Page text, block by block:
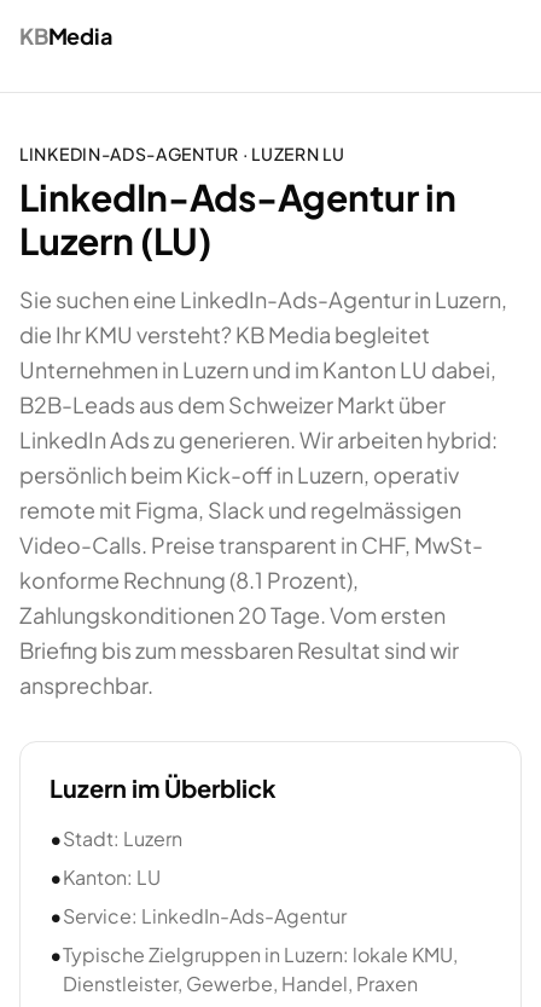
KBMedia
LINKEDIN-ADS-AGENTUR · LUZERN LU
LinkedIn-Ads-Agentur in
Luzern (LU)
Sie suchen eine LinkedIn-Ads-Agentur in Luzern,
die Ihr KMU versteht? KB Media begleitet
Unternehmen in Luzern und im Kanton LU dabei,
B2B-Leads aus dem Schweizer Markt über
LinkedIn Ads zu generieren. Wir arbeiten hybrid:
persönlich beim Kick-off in Luzern, operativ
remote mit Figma, Slack und regelmässigen
Video-Calls. Preise transparent in CHF, MwSt-
konforme Rechnung (8.1 Prozent),
Zahlungskonditionen 20 Tage. Vom ersten
Briefing bis zum messbaren Resultat sind wir
ansprechbar.
Luzern im Überblick
•Stadt: Luzern
•Kanton: LU
•Service: LinkedIn-Ads-Agentur
•Typische Zielgruppen in Luzern: lokale KMU,
Dienstleister, Gewerbe, Handel, Praxen